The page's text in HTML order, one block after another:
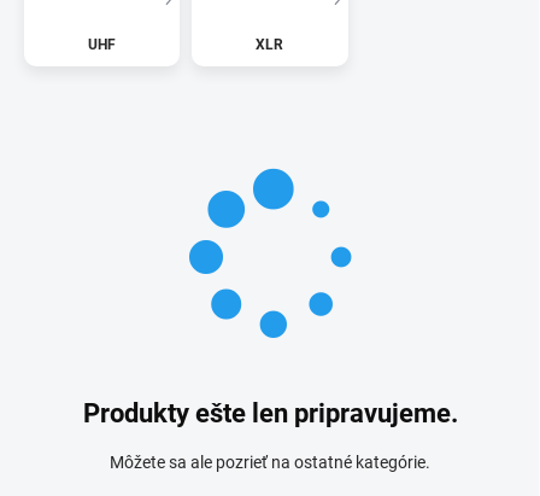
UHF XLR
Produkty ešte len pripravujeme.
Môžete sa ale pozrieť na ostatné kategórie.